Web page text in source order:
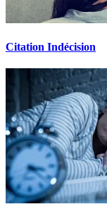
Citation Indécision